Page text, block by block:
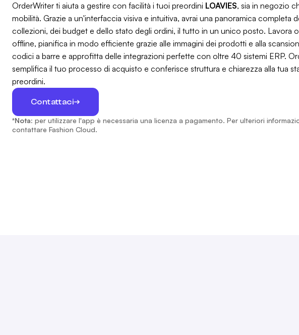
OrderWriter ti aiuta a gestire con facilità i tuoi preordini LOAVIES, sia in negozio
mobilità. Grazie a un'interfaccia visiva e intuitiva, avrai una panoramica completa
collezioni, dei budget e dello stato degli ordini, il tutto in un unico posto. Lavora
offline, pianifica in modo efficiente grazie alle immagini dei prodotti e alla
codici a barre e approfitta delle integrazioni perfette con oltre 40 sistemi ERP.
semplifica il tuo processo di acquisto e conferisce struttura e chiarezza alla tua
preordini.
Contattaci
*Nota: per utilizzare l'app è necessaria una licenza a pagamento. Per ulteriori
contattare Fashion Cloud.